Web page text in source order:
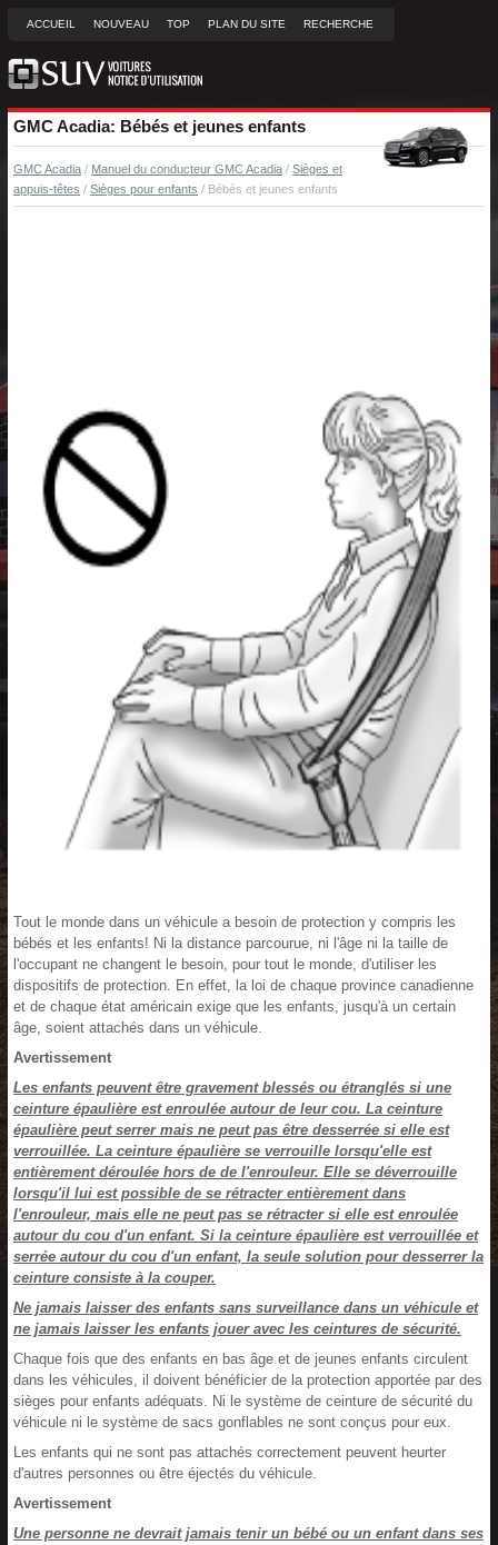
ACCUEIL NOUVEAU TOP PLAN DU SITE RECHERCHE
GMC Acadia: Bébés et jeunes enfants
GMC Acadia / Manuel du conducteur GMC Acadia / Sièges et
appuis-têtes / Sièges pour enfants / Bébés et jeunes enfants
Tout le monde dans un véhicule a besoin de protection y compris les
bébés et les enfants! Ni la distance parcourue, ni l'âge ni la taille de
l'occupant ne changent le besoin, pour tout le monde, d'utiliser les
dispositifs de protection. En effet, la loi de chaque province canadienne
et de chaque état américain exige que les enfants, jusqu'à un certain
âge, soient attachés dans un véhicule.
Avertissement
Les enfants peuvent être gravement blessés ou étranglés si une
ceinture épaulière est enroulée autour de leur cou. La ceinture
épaulière peut serrer mais ne peut pas être desserrée si elle est
verrouillée. La ceinture épaulière se verrouille lorsqu'elle est
entièrement déroulée hors de de l'enrouleur. Elle se déverrouille
lorsqu'il lui est possible de se rétracter entièrement dans
l'enrouleur, mais elle ne peut pas se rétracter si elle est enroulée
autour du cou d'un enfant. Si la ceinture épaulière est verrouillée et
serrée autour du cou d'un enfant, la seule solution pour desserrer la
ceinture consiste à la couper.
Ne jamais laisser des enfants sans surveillance dans un véhicule et
ne jamais laisser les enfants jouer avec les ceintures de sécurité.
Chaque fois que des enfants en bas âge et de jeunes enfants circulent
dans les véhicules, il doivent bénéficier de la protection apportée par des
sièges pour enfants adéquats. Ni le système de ceinture de sécurité du
véhicule ni le système de sacs gonflables ne sont conçus pour eux.
Les enfants qui ne sont pas attachés correctement peuvent heurter
d'autres personnes ou être éjectés du véhicule.
Avertissement
Une personne ne devrait jamais tenir un bébé ou un enfant dans ses